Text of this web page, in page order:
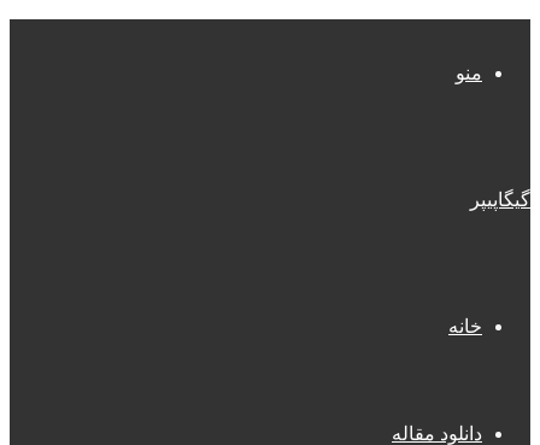
منو
گیگاپیپر
خانه
دانلود مقاله